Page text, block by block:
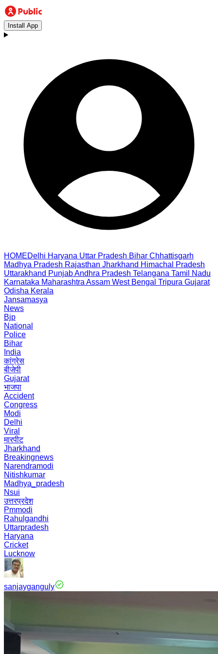
Install App
HOMEDelhi Haryana Uttar Pradesh Bihar Chhattisgarh
Madhya Pradesh Rajasthan Jharkhand Himachal Pradesh
Uttarakhand PunjabAndhra Pradesh Telangana Tamil Nadu
Karnataka Maharashtra Assam West Bengal Tripura Gujarat
Odisha Kerala
Jansamasya
News
Bjp
National
Police
Bihar
India
कांग्रेस
बीजेपी
Gujarat
भाजपा
Accident
Congress
Modi
Delhi
Viral
मारपीट
Jharkhand
Breakingnews
Narendramodi
Nitishkumar
Madhya_pradesh
Nsui
उत्तरप्रदेश
Pmmodi
Rahulgandhi
Uttarpradesh
Haryana
Cricket
Lucknow
sanjayganguly